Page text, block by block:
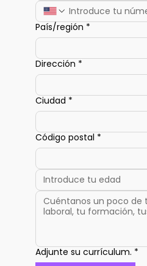
Dirección de varias líneas
País/región *
Dirección *
Ciudad *
Código postal *
Adjunte su currículum. *